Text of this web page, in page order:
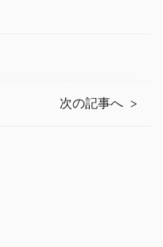
次の記事へ